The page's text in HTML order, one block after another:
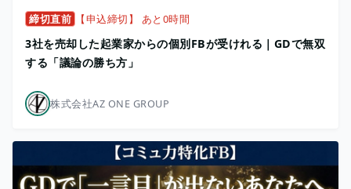
締切直前 【申込締切】 あと0時間
3社を売却した起業家からの個別FBが受けれる｜GDで無双
する「議論の勝ち方」
株式会社AZ ONE GROUP